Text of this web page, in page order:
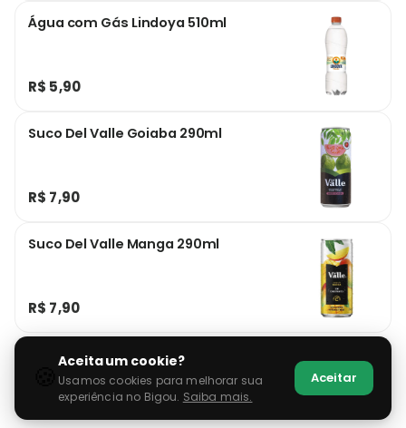
Água com Gás Lindoya 510ml
R$ 5,90
Suco Del Valle Goiaba 290ml
R$ 7,90
Suco Del Valle Manga 290ml
R$ 7,90
🍪Aceita um cookie?
Usamos cookies para melhorar sua
experiência no Bigou. Saiba mais.
Aceitar